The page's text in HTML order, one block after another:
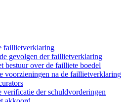
faillietverklaring
gevolgen der faillietverklaring
bestuur over de failliete boedel
voorzieningen na de faillietverklaring
der schuldvorderingen